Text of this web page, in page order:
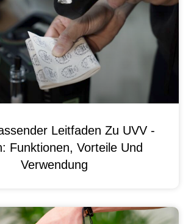
Leitfaden Zu UVV -
Funktionen, Vorteile Und
Verwendung